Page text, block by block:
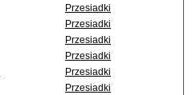
Przesiadki
Przesiadki
Przesiadki
Przesiadki
Przesiadki
Przesiadki